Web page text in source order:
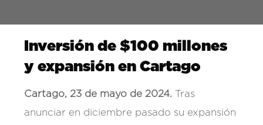
Inversión de $100 millones
y expansión en Cartago
Cartago, 23 de mayo de 2024. Tras
anunciar en diciembre pasado su expansión